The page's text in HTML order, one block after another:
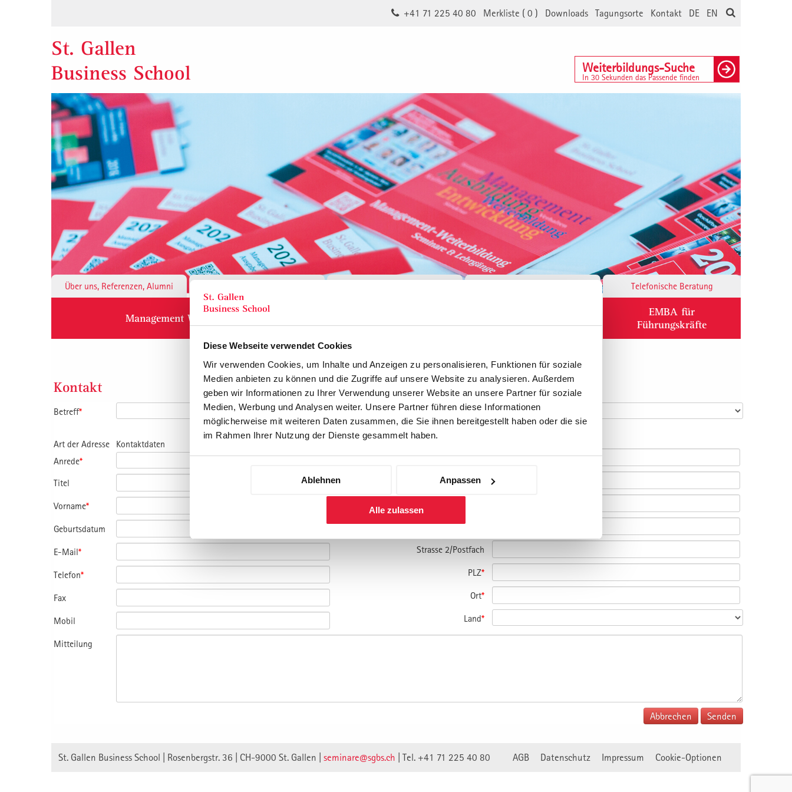
Diese Webseite verwendet Cookies
Wir verwenden Cookies, um Inhalte und Anzeigen zu personalisieren, Funktionen für soziale
Medien anbieten zu können und die Zugriffe auf unsere Website zu analysieren. Außerdem
geben wir Informationen zu Ihrer Verwendung unserer Website an unsere Partner für soziale
Medien, Werbung und Analysen weiter. Unsere Partner führen diese Informationen
möglicherweise mit weiteren Daten zusammen, die Sie ihnen bereitgestellt haben oder die sie
im Rahmen Ihrer Nutzung der Dienste gesammelt haben.
Ablehnen Anpassen
Alle zulassen
EN
DE
Kontakt
Tagungsorte
Downloads
Merkliste (0 )
+41 71 225 40 80
St. Gallen
Business School
Weiterbildungs-Suche
In 30 Sekunden das Passende finden
Über uns, Referenzen, Alumni Telefonische Beratung
Management Weiterbildung
für Führungskräfte
EMBA für
Führungskräfte
Kontakt
Betreff*
Art der Adresse
Kontaktdaten
Anrede*
Titel
Vorname*
Geburtsdatum
E-Mail*
Telefon*
Fax
Mobil
Firma
Funktion
Strasse
Strasse 2/Postfach
PLZ*
Ort*
Land*
Mitteilung
Abbrechen
St. Gallen Business School | Rosenbergstr. 36 | CH-9000 St. Gallen | seminare@sgbs.ch Tel. +41 71 225 40 80 AGB Datenschutz Impressum Cookie-Optionen